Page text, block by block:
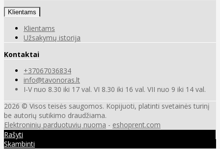
Klientams
Klientams
Užsakymų istorija
Kontaktai
+37067036834
info@tavonoras.lt
I-V nuo 8.30 iki 17 val. VI 8.30 iki 16 val. VII nuo 9 iki 14 val.
2026 © Visos teisės saugomos. Kopijuoti, platinti svetainės turinį
be autorių sutikimo draudžiama.
Elektroninių parduotuvių nuoma - eshoprent.com
Rašyti
Skambinti